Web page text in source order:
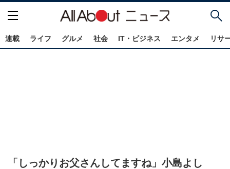
連載 ライフ グルメ 社会 IT・ビジネス エンタメ リサ
「しっかりお父さんしてますね」小島よし